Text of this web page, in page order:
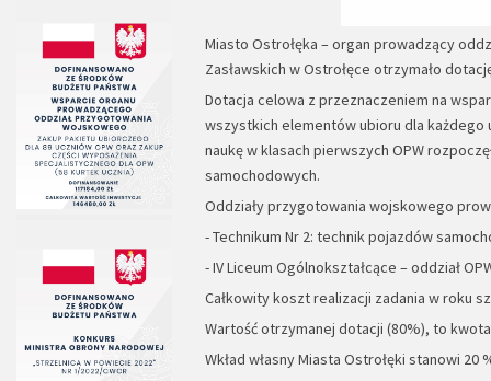
Miasto Ostrołęka – organ prowadzący
Zasławskich w Ostrołęce otrzymało
Dotacja celowa z przeznaczeniem na
wszystkich elementów ubioru dla każdego
naukę w klasach pierwszych OPW
samochodowych.
Oddziały przygotowania wojskowego
- Technikum Nr 2: technik pojazdów
- IV Liceum Ogólnokształcące – oddział
Całkowity koszt realizacji zadania w roku
Wartość otrzymanej dotacji (80%), to kwota
Wkład własny Miasta Ostrołęki stanowi 20